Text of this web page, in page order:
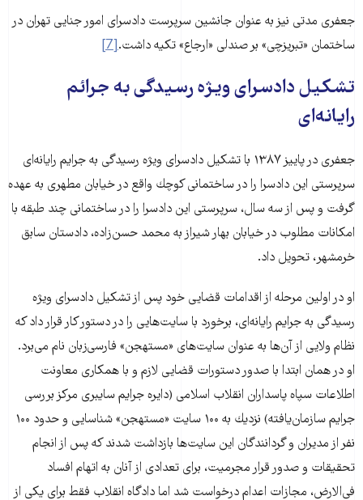
جعفری مدتی نیز به عنوان جانشین سرپرست دادسرای امور جنایی تهران در
ساختمان «تبریزچی» بر صندلی «ارجاع» تكیه داشت.[7]
تشکیل دادسرای ویژه رسیدگی به جرائم
رایانه‌ای
جعفری در پاییز ۱۳۸۷ با تشكیل دادسرای ویژه رسیدگی به جرایم رایانه‌ای
سرپرستی این دادسرا را در ساختمانی كوچك واقع در خیابان مطهری به عهده
گرفت و پس از سه سال، سرپرستی این دادسرا را در ساختمانی چند طبقه با
امكانات مطلوب در خیابان بهار شیراز به محمد حسن‌زاده، دادستان سابق
خرمشهر، تحویل داد.
او در اولین مرحله از اقدامات قضایی خود پس از تشكیل دادسرای ویژه
رسیدگی به جرایم رایانه‌ای، برخورد با سایت‌هایی را در دستور كار قرار داد که
نظام ولایی از آن‌ها به عنوان سایت‌های «مستهجن» فارسی‌زبان نام می‌برد.
او در همان ابتدا با صدور دستورات قضایی لازم و با همکاری معاونت
اطلاعات سپاه پاسداران انقلاب اسلامی (دایره جرایم سایبری مركز بررسی
جرایم سازمان‌یافته) نزدیك به ۱۰۰ سایت «مستهجن» شناسایی و حدود ۱۰۰
نفر از مدیران و گردانندگان این سایت‌ها بازداشت شدند كه پس از انجام
تحقیقات و صدور قرار مجرمیت، برای تعدادی از آنان به اتهام افساد
فی‌الارض، مجازات اعدام درخواست شد اما دادگاه انقلاب فقط برای یكی از